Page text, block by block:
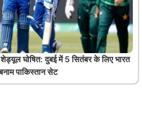
घोषित: दुबई में 5 सितंबर के लिए भारत
पाकिस्तान सेट